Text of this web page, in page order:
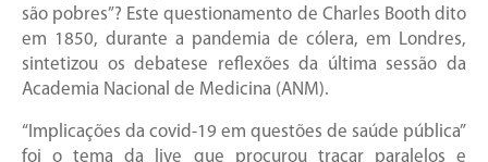
são pobres”? Este questionamento de Charles Booth dito
em 1850, durante a pandemia de cólera, em Londres,
sintetizou os debatese reflexões da última sessão da
Academia Nacional de Medicina (ANM).
“Implicações da covid-19 em questões de saúde pública”
foi o tema da live que procurou traçar paralelos e